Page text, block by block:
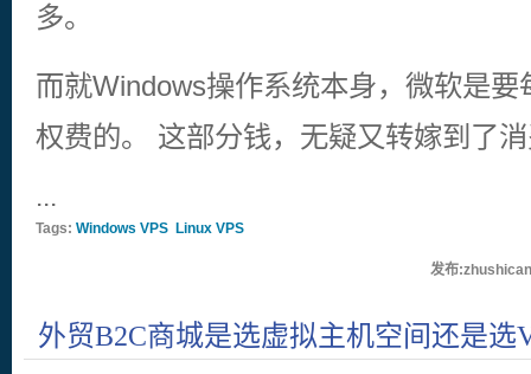
多。
而就Windows操作系统本身，微软是
权费的。 这部分钱，无疑又转嫁到了
...
Tags: Windows VPS Linux VPS
发布
外贸B2C商城是选虚拟主机空间还是选